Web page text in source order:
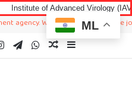
Virology (IAV) Notification
We just sharing available job in
InstagramTelegramWhatsAppRandom Article
ML